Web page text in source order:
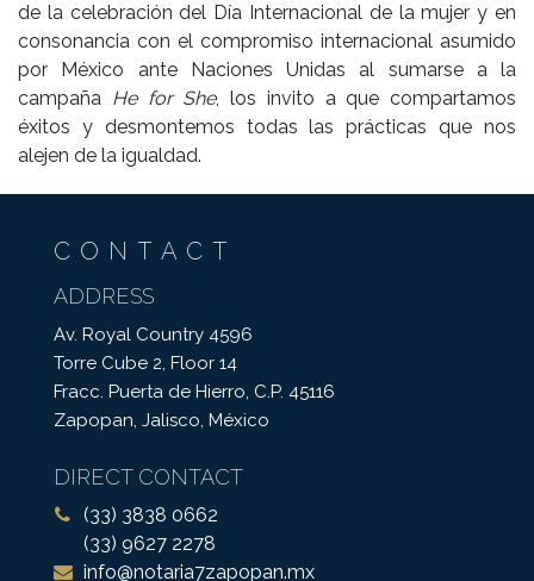
de la celebración del Día Internacional de la mujer y en
consonancia con el compromiso internacional asumido
por México ante Naciones Unidas al sumarse a la
campaña He for She, los invito a que compartamos
éxitos y desmontemos todas las prácticas que nos
alejen de la igualdad.
CONTACT
ADDRESS
Av. Royal Country 4596
Torre Cube 2, Floor 14
Fracc. Puerta de Hierro, C.P. 45116
Zapopan, Jalisco, México
DIRECT CONTACT
(33) 3838 0662
(33) 9627 2278
info@notaria7zapopan.mx